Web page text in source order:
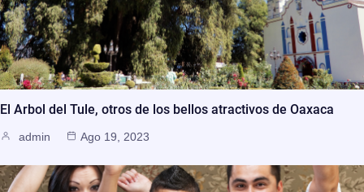
El Arbol del Tule, otros de los bellos atractivos de Oaxaca
admin Ago 19, 2023